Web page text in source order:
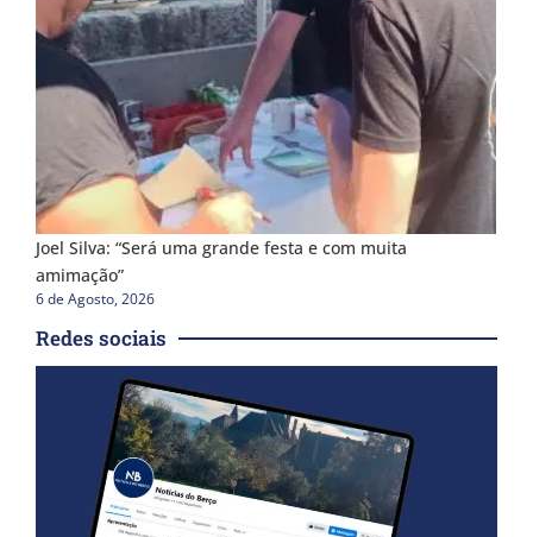
Joel Silva: “Será uma grande festa e com muita
amimação”
6 de Agosto, 2026
Redes sociais